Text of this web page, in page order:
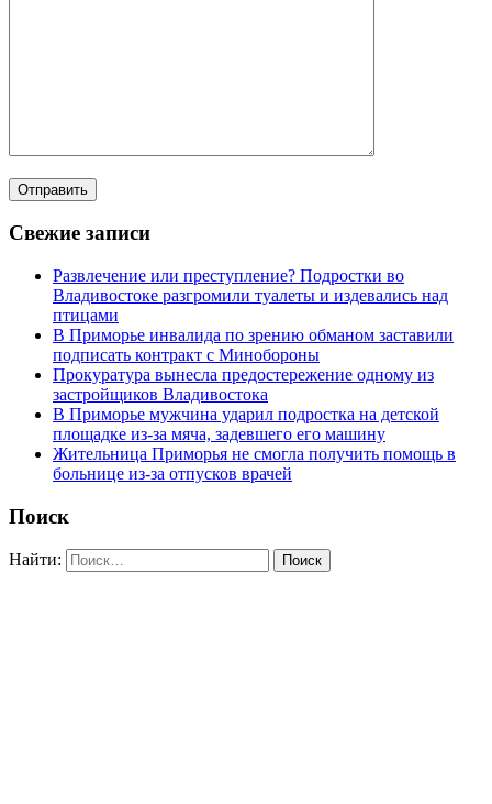
Свежие записи
Развлечение или преступление? Подростки во
Владивостоке разгромили туалеты и издевались над
птицами
В Приморье инвалида по зрению обманом заставили
подписать контракт с Минобороны
Прокуратура вынесла предостережение одному из
застройщиков Владивостока
В Приморье мужчина ударил подростка на детской
площадке из-за мяча, задевшего его машину
Жительница Приморья не смогла получить помощь в
больнице из-за отпусков врачей
Поиск
Найти: